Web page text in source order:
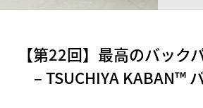
【第22回】最高のバック
– TSUCHIYA KABAN™